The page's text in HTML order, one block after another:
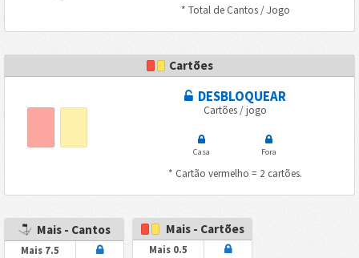
* Total de Cantos / Jogo
Cartões
DESBLOQUEAR
Cartões / jogo
Casa Fora
* Cartão vermelho = 2 cartões.
Mais - Cantos
Mais 7.5
Mais - Cartões
Mais 0.5